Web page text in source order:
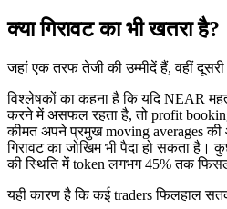
क्या गिरावट का भी खतरा है?
जहां एक तरफ तेजी की उम्मीदें हैं, वहीं
विश्लेषकों का कहना है कि यदि NEAR
करने में असफल रहता है, तो profit
कीमत अपने प्रमुख moving averages
गिरावट का जोखिम भी पैदा हो सकता है।
की स्थिति में token लगभग 45% तक
यही कारण है कि कई traders फिलहाल